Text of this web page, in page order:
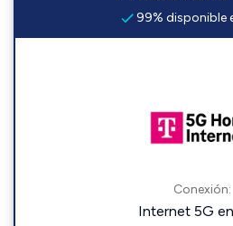
99% disponible
Conexión:
Internet 5G